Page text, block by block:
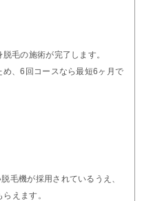
毛の施術が完了します。
、6回コースなら最短6ヶ月で
毛機が採用されているうえ、
えます。